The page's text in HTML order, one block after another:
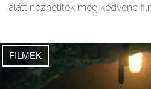
alatt nézhetitek meg kedvenc
FILMEK